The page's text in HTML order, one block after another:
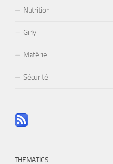
Nutrition
Girly
Matériel
Sécurité
THEMATICS